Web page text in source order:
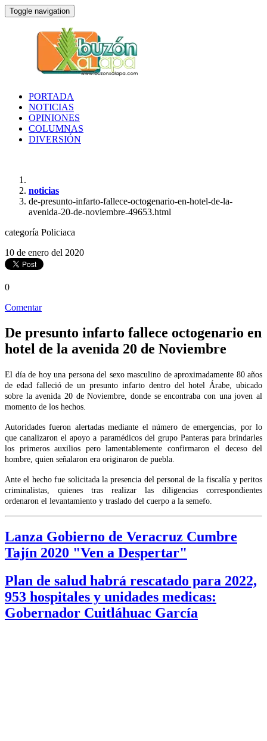
Toggle navigation
PORTADA
NOTICIAS
OPINIONES
COLUMNAS
DIVERSIÓN
noticias
de-presunto-infarto-fallece-octogenario-en-hotel-de-la-
avenida-20-de-noviembre-49653.html
categoría Policiaca
10 de enero del 2020
0
Comentar
De presunto infarto fallece octogenario en
hotel de la avenida 20 de Noviembre
El día de hoy una persona del sexo masculino de aproximadamente 80 años
de edad falleció de un presunto infarto dentro del hotel Árabe, ubicado
sobre la avenida 20 de Noviembre, donde se encontraba con una joven al
momento de los hechos.
Autoridades fueron alertadas mediante el número de emergencias, por lo
que canalizaron el apoyo a paramédicos del grupo Panteras para brindarles
los primeros auxilios pero lamentablemente confirmaron el deceso del
hombre, quien señalaron era originaron de puebla.
Ante el hecho fue solicitada la presencia del personal de la fiscalía y peritos
criminalistas, quienes tras realizar las diligencias correspondientes
ordenaron el levantamiento y traslado del cuerpo a la semefo.
Lanza Gobierno de Veracruz Cumbre
Tajín 2020 "Ven a Despertar"
Plan de salud habrá rescatado para 2022,
953 hospitales y unidades medicas:
Gobernador Cuitláhuac García